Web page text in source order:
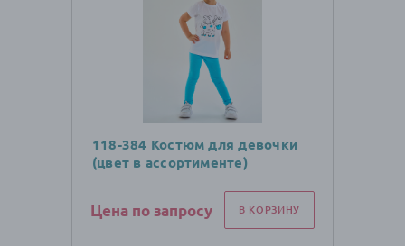
118-384 Костюм для девочки
(цвет в ассортименте)
Цена по запросу В КОРЗИНУ